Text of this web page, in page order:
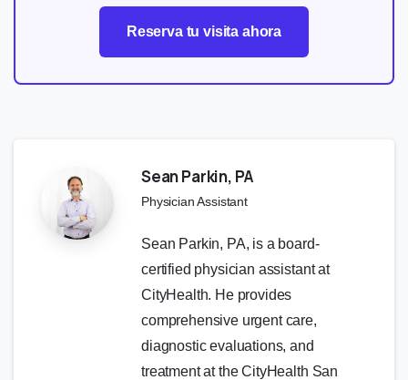
Reserva tu visita ahora
Sean Parkin, PA
Physician Assistant
Sean Parkin, PA, is a board-
certified physician assistant at
CityHealth. He provides
comprehensive urgent care,
diagnostic evaluations, and
treatment at the CityHealth San